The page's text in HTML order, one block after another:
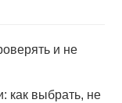
и не
как выбрать, не